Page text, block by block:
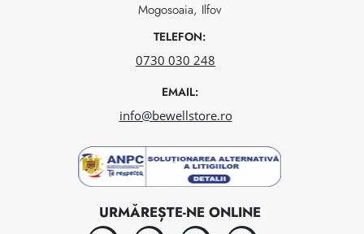
Mogosoaia, Ilfov
TELEFON:
0730 030 248
EMAIL:
info@bewellstore.ro
URMĂREȘTE-NE ONLINE